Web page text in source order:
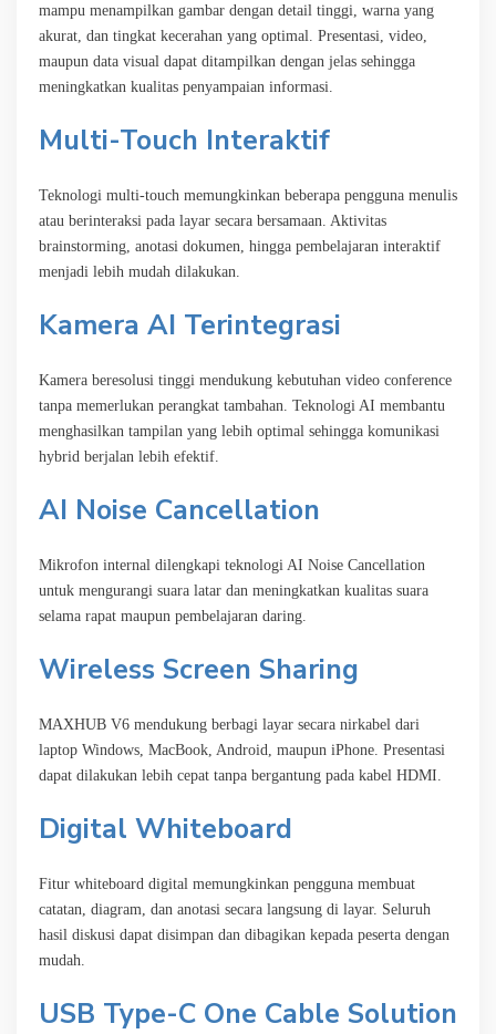
mampu menampilkan gambar dengan detail tinggi, warna yang
akurat, dan tingkat kecerahan yang optimal. Presentasi, video,
maupun data visual dapat ditampilkan dengan jelas sehingga
meningkatkan kualitas penyampaian informasi.
Multi-Touch Interaktif
Teknologi multi-touch memungkinkan beberapa pengguna menulis
atau berinteraksi pada layar secara bersamaan. Aktivitas
brainstorming, anotasi dokumen, hingga pembelajaran interaktif
menjadi lebih mudah dilakukan.
Kamera AI Terintegrasi
Kamera beresolusi tinggi mendukung kebutuhan video conference
tanpa memerlukan perangkat tambahan. Teknologi AI membantu
menghasilkan tampilan yang lebih optimal sehingga komunikasi
hybrid berjalan lebih efektif.
AI Noise Cancellation
Mikrofon internal dilengkapi teknologi AI Noise Cancellation
untuk mengurangi suara latar dan meningkatkan kualitas suara
selama rapat maupun pembelajaran daring.
Wireless Screen Sharing
MAXHUB V6 mendukung berbagi layar secara nirkabel dari
laptop Windows, MacBook, Android, maupun iPhone. Presentasi
dapat dilakukan lebih cepat tanpa bergantung pada kabel HDMI.
Digital Whiteboard
Fitur whiteboard digital memungkinkan pengguna membuat
catatan, diagram, dan anotasi secara langsung di layar. Seluruh
hasil diskusi dapat disimpan dan dibagikan kepada peserta dengan
mudah.
USB Type-C One Cable Solution